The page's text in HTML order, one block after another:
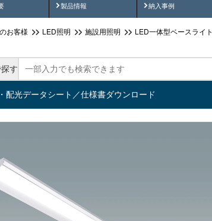
製品情報
製品動画 納入事例
納入事例動画
お客様 LED照明 施設用照明 LED一体型ベースライト
す
配光データシート／仕様書ダウンロード